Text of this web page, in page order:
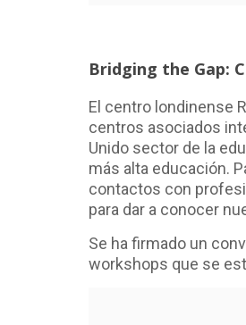
Bridging the Gap:
El centro londinense
centros asociados
Unido sector de la
más alta educación.
contactos con
para dar a conocer
Se ha firmado un
workshops que se